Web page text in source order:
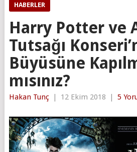
HABERLER
Harry Potter ve
Tutsağı
Büyüsüne
mısınız?
Hakan Tunç | 12 Ekim 2018 | 5